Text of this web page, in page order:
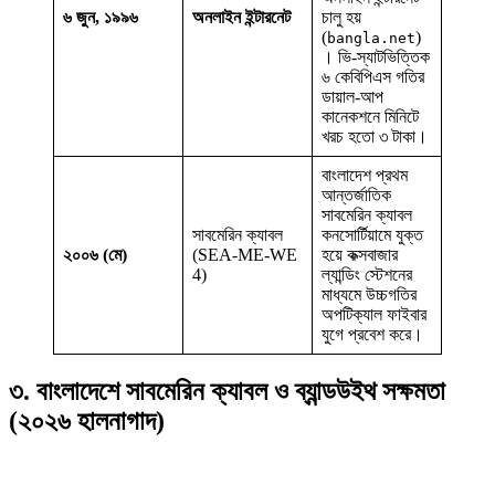
বিশেষ ইন-ডেপ্থ রিপোর্ট: ক্রীড়া উৎসবে…
৬ জুন, ১৯৯৬ অনলাইন ইন্টারনেট
চালু হয়
(bangla.net)
। ভি-স্যাটভিত্তিক
৬ কেবিপিএস গতির
ডায়াল-আপ
কানেকশনে মিনিটে
খরচ হতো ৩ টাকা।
২০০৬ (মে)
সাবমেরিন ক্যাবল
(SEA-ME-WE
4)
বাংলাদেশ প্রথম
আন্তর্জাতিক
সাবমেরিন ক্যাবল
কনসোর্টিয়ামে যুক্ত
হয়ে কক্সবাজার
ল্যান্ডিং স্টেশনের
মাধ্যমে উচ্চগতির
অপটিক্যাল ফাইবার
যুগে প্রবেশ করে।
৩. বাংলাদেশে সাবমেরিন ক্যাবল ও ব্যান্ডউইথ সক্ষমতা
(২০২৬ হালনাগাদ)